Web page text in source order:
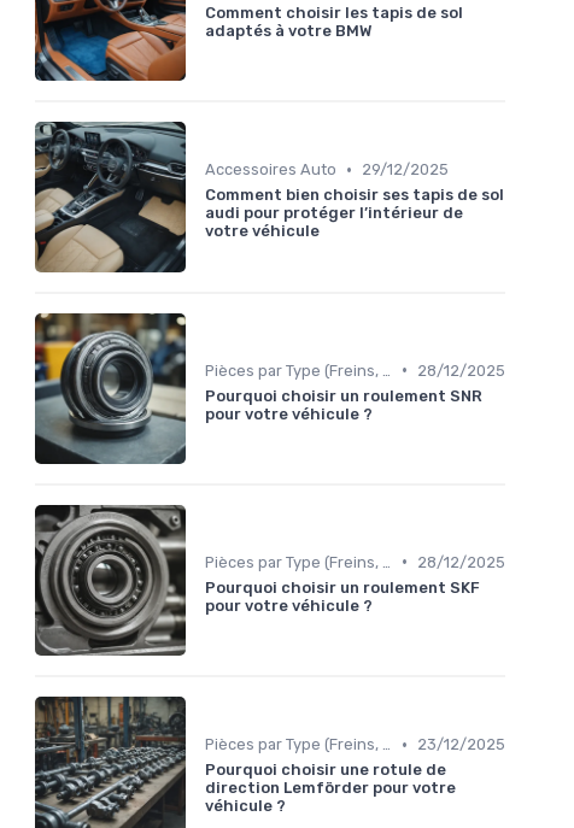
Comment choisir les tapis de sol
adaptés à votre BMW
Accessoires Auto •
29/12/2025
Comment bien choisir ses tapis de sol
audi pour protéger l’intérieur de
votre véhicule
•
28/12/2025
Pourquoi choisir un roulement SNR
pour votre véhicule ?
•
28/12/2025
Pourquoi choisir un roulement SKF
pour votre véhicule ?
Pièces par Type (Freins, Moteur, etc.) •
23/12/2025
Pourquoi choisir une rotule de
direction Lemförder pour votre
véhicule ?